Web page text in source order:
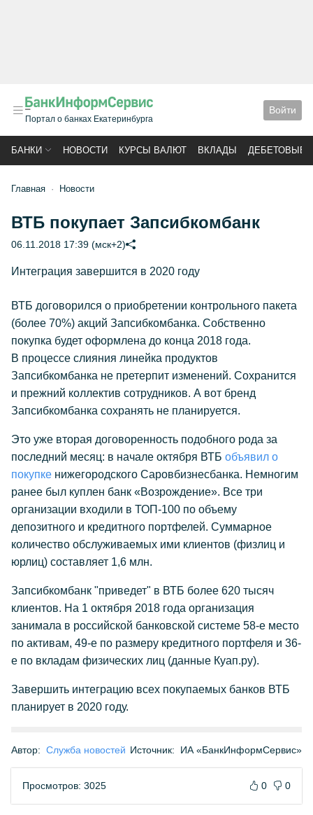
Портал о банках Екатеринбурга
Войти
БАНКИ НОВОСТИ КУРСЫ ВАЛЮТ ВКЛАДЫ ДЕБЕТОВЫЕ
Главная Новости
ВТБ покупает Запсибкомбанк
06.11.2018 17:39 (мск+2)
Интеграция завершится в 2020 году
ВТБ договорился о приобретении контрольного пакета
(более 70%) акций Запсибкомбанка. Собственно
покупка будет оформлена до конца 2018 года.
В процессе слияния линейка продуктов
Запсибкомбанка не претерпит изменений. Сохранится
и прежний коллектив сотрудников. А вот бренд
Запсибкомбанка сохранять не планируется.
Это уже вторая договоренность подобного рода за
последний месяц: в начале октября ВТБ объявил о
покупке нижегородского Саровбизнесбанка. Немногим
ранее был куплен банк «Возрождение». Все три
организации входили в ТОП-100 по объему
депозитного и кредитного портфелей. Суммарное
количество обслуживаемых ими клиентов (физлиц и
юрлиц) составляет 1,6 млн.
Запсибкомбанк "приведет" в ВТБ более 620 тысяч
клиентов. На 1 октября 2018 года организация
занимала в российской банковской системе 58-е место
по активам, 49-е по размеру кредитного портфеля и 36-
е по вкладам физических лиц (данные Куап.ру).
Завершить интеграцию всех покупаемых банков ВТБ
планирует в 2020 году.
Автор: Служба новостей Источник: ИА «БанкИнформСервис»
Просмотров: 3025 0 0